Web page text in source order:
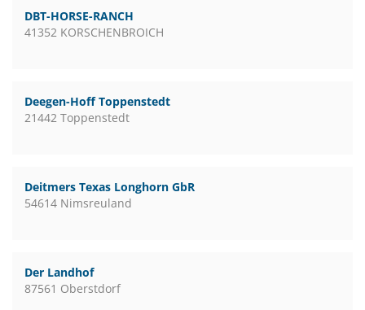
DBT-HORSE-RANCH
41352 KORSCHENBROICH
Deegen-Hoff Toppenstedt
21442 Toppenstedt
Deitmers Texas Longhorn GbR
54614 Nimsreuland
Der Landhof
87561 Oberstdorf